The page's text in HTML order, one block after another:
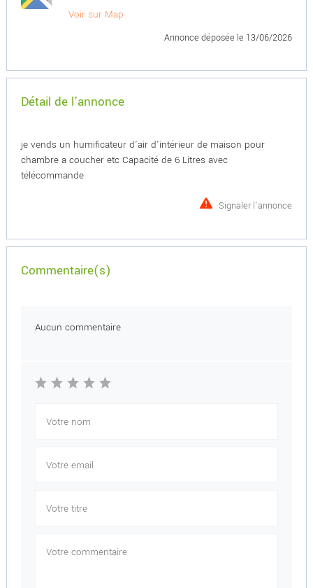
Voir sur Map
Annonce déposée le 13/06/2026
Détail de l'annonce
je vends un humificateur d'air d'intérieur de maison pour
chambre a coucher etc Capacité de 6 Litres avec
télécommande
Signaler l'annonce
Commentaire(s)
Aucun commentaire